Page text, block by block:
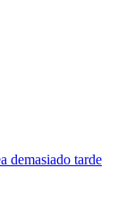
demasiado tarde